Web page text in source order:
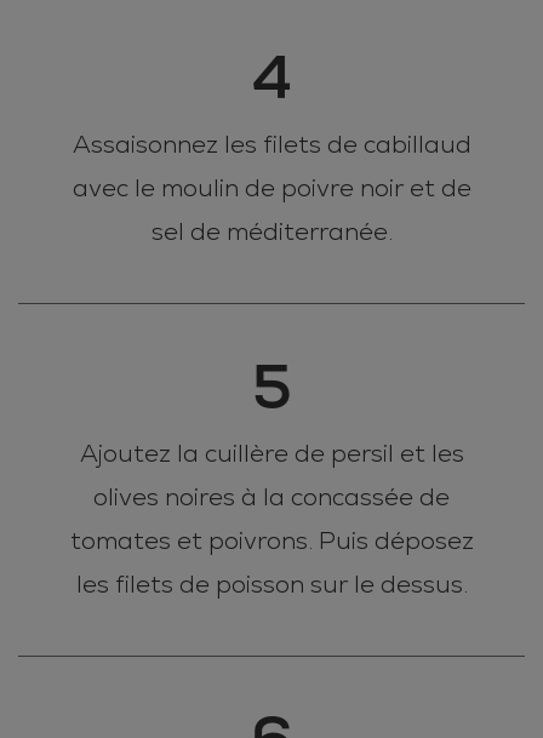
4
Assaisonnez les filets de cabillaud
avec le moulin de poivre noir et de
sel de méditerranée.
5
Ajoutez la cuillère de persil et les
olives noires à la concassée de
tomates et poivrons. Puis déposez
les filets de poisson sur le dessus.